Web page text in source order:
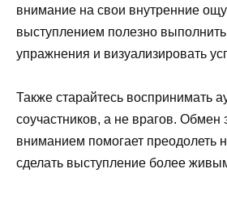
внимание на свои внутренние
выступлением полезно
упражнения и визуализировать
Также старайтесь воспринимать
соучастников, а не врагов. Обмен
вниманием помогает преодолеть
сделать выступление более